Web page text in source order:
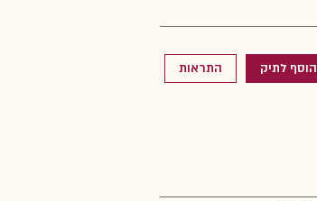
הוסף לתיק התראות